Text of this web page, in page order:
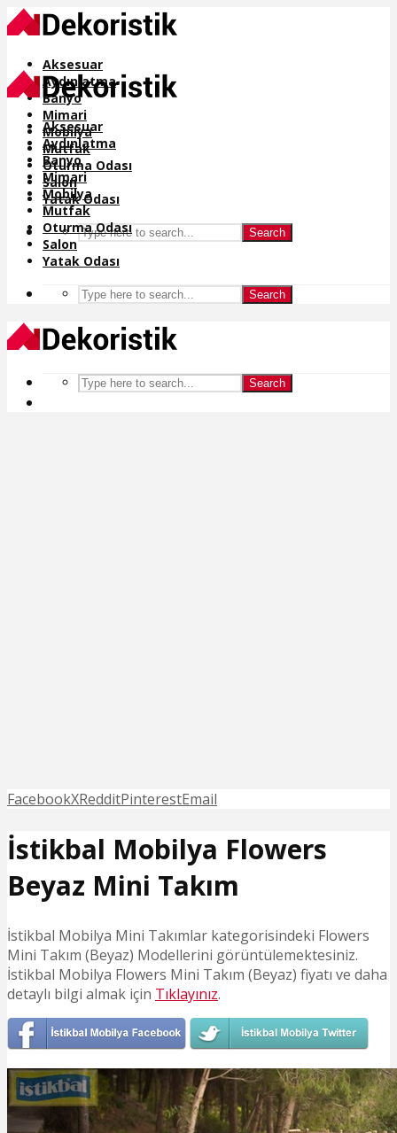
Aksesuar
Aydınlatma
Banyo
Mimari
Mobilya
Mutfak
Oturma Odası
Salon
Yatak Odası
Search
Aksesuar
Aydınlatma
Banyo
Mimari
Mobilya
Mutfak
Oturma Odası
Salon
Yatak Odası
Search
Search
FacebookXRedditPinterestEmail
İstikbal Mobilya Flowers
Beyaz Mini Takım
İstikbal Mobilya Mini Takımlar kategorisindeki Flowers
Mini Takım (Beyaz) Modellerini görüntülemektesiniz.
İstikbal Mobilya Flowers Mini Takım (Beyaz) fiyatı ve daha
detaylı bilgi almak için Tıklayınız.